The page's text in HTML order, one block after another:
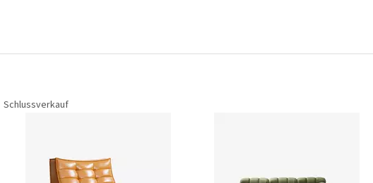
Schlussverkauf